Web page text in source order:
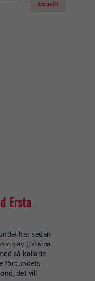
Aktuellt
Ersta
har sedan
av Ukraina
så kallade
förbundets
det vill